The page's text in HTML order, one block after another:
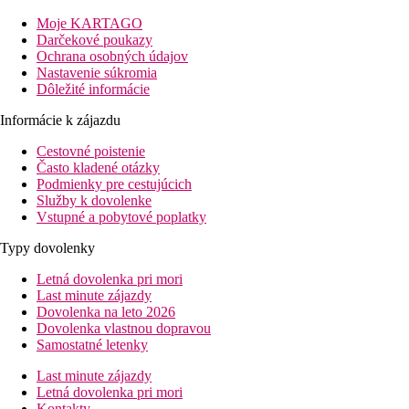
Popis hotelu
Vstupná hala s recepciou, reštaurácia s terasou, lobby bar, TV
kútik.
Popis izby
Dvojlôžková izba s bočným výhľadom na more:
klimatizácia, TV, trezor (za poplatok), telefón,
kúpeľňa/WC (sušič vlasov).
Informácie o hoteli
Nákupné a zábavné možnosti v okolí hotela.
Stravovanie
Raňajky formou bufetu, pri večeri šalátový bufet, hlavné jedlo
formou výberu z menu.
Popis pláže
Piesočnato-okruhliaková pláž pri hoteli (cca 20 m), pri vstupe do
vody okruhliaky. Lehátka a slnečníky za poplatok.
Informácie o hoteli
Moje KARTAGO
Darčekové poukazy
Ochrana osobných údajov
Nastavenie súkromia
Dôležité informácie
Informácie k zájazdu
Cestovné poistenie
Často kladené otázky
Podmienky pre cestujúcich
Služby k dovolenke
Vstupné a pobytové poplatky
Typy dovolenky
Letná dovolenka pri mori
Last minute zájazdy
Dovolenka na leto 2026
Dovolenka vlastnou dopravou
Samostatné letenky
Last minute zájazdy
Letná dovolenka pri mori